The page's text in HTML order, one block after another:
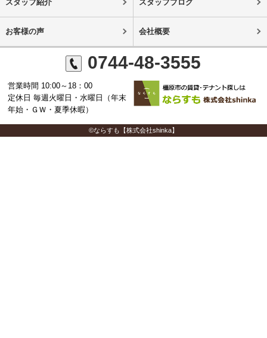
スタッフ紹介 スタッフブログ
お客様の声 会社概要
0744-48-3555
営業時間 10:00～18：00
定休日 毎週火曜日・水曜日（年末
年始・ＧＷ・夏季休暇）
©ならすも【株式会社shinka】